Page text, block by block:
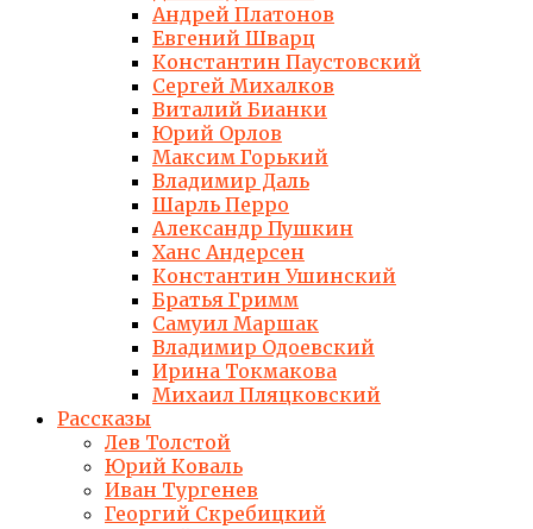
Андрей Платонов
Евгений Шварц
Константин Паустовский
Сергей Михалков
Виталий Бианки
Юрий Орлов
Максим Горький
Владимир Даль
Шарль Перро
Александр Пушкин
Ханс Андерсен
Константин Ушинский
Братья Гримм
Самуил Маршак
Владимир Одоевский
Ирина Токмакова
Михаил Пляцковский
Рассказы
Лев Толстой
Юрий Коваль
Иван Тургенев
Георгий Скребицкий